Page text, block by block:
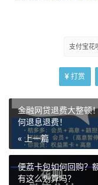
支付宝花
打赏
金融网贷退费大整顿
何退息退费！
« 上一篇
便荔卡包如何回购？
有这么划算吗？